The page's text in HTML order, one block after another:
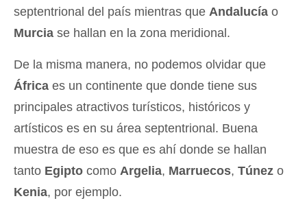
septentrional del país mientras que Andalucía o
Murcia se hallan en la zona meridional.
De la misma manera, no podemos olvidar que
África es un continente que donde tiene sus
principales atractivos turísticos, históricos y
artísticos es en su área septentrional. Buena
muestra de eso es que es ahí donde se hallan
tanto Egipto como Argelia, Marruecos, Túnez o
Kenia, por ejemplo.